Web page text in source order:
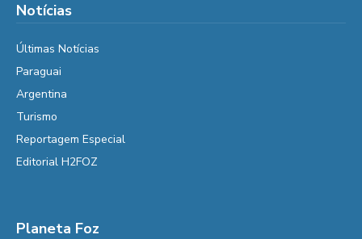
Notícias
Últimas Notícias
Paraguai
Argentina
Turismo
Reportagem Especial
Editorial H2FOZ
Planeta Foz